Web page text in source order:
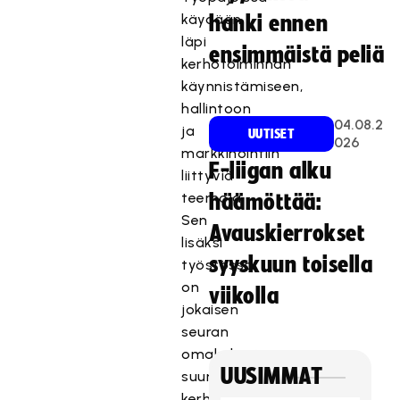
käydään
läpi
kerhotoiminnan
käynnistämiseen,
hallintoon
ja
markkinointiin
liittyviä
teemoja.
Sen
lisäksi
työstössä
on
jokaisen
seuran
omakohtainen
suunnitelma
hanki ennen
ensimmäistä peliä
UUTISET
04.08.2
026
F-liigan alku
häämöttää:
Avauskierrokset
syyskuun toisella
viikolla
UUSIMMAT